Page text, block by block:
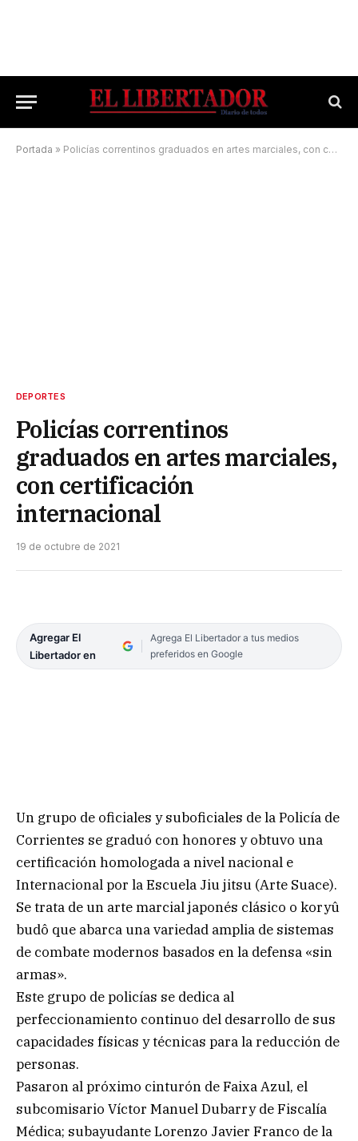
Portada » Policías correntinos graduados en artes marciales, con certificación internacional
DEPORTES
Policías correntinos
graduados en artes marciales,
con certificación
internacional
19 de octubre de 2021
Agregar El
Libertador en
Agrega El Libertador a tus medios
preferidos en Google
Un grupo de oficiales y suboficiales de la Policía de
Corrientes se graduó con honores y obtuvo una
certificación homologada a nivel nacional e
Internacional por la Escuela Jiu jitsu (Arte Suace).
Se trata de un arte marcial japonés clásico o koryû
budô que abarca una variedad amplia de sistemas
de combate modernos basados en la defensa «sin
armas».
Este grupo de policías se dedica al
perfeccionamiento continuo del desarrollo de sus
capacidades físicas y técnicas para la reducción de
personas.
Pasaron al próximo cinturón de Faixa Azul, el
subcomisario Víctor Manuel Dubarry de Fiscalía
Médica; subayudante Lorenzo Javier Franco de la